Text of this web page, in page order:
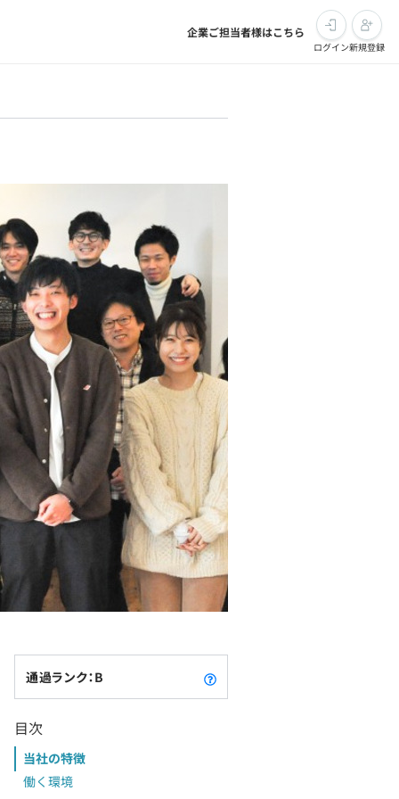
企業ご担当者様はこちら
ログイン新規登録
通過ランク：B
目次
当社の特徴
働く環境